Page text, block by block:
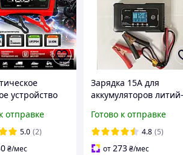
устройство
10A 12/24V
для AGM
отправке
5.0 (2)
₴/мес
Зарядка 15А для
аккумуляторов
AGM, GEL 12В / 24В
Готово к отправке
4.8 (5)
от273₴/мес